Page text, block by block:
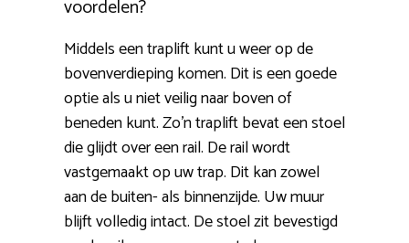
voordelen?
Middels een traplift kunt u weer op de
bovenverdieping komen. Dit is een goede
optie als u niet veilig naar boven of
beneden kunt. Zo’n traplift bevat een stoel
die glijdt over een rail. De rail wordt
vastgemaakt op uw trap. Dit kan zowel
aan de buiten- als binnenzijde. Uw muur
blijft volledig intact. De stoel zit bevestigd